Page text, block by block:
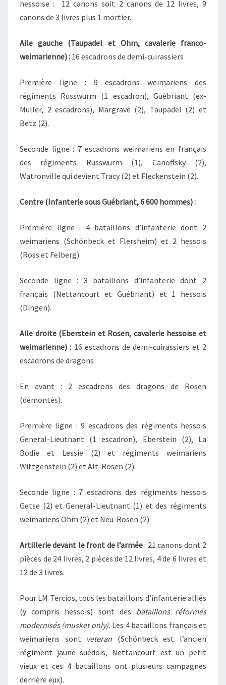
hessoise : 12 canons soit 2 canons de 12 livres, 9
canons de 3 livres plus 1 mortier.
Aile gauche (Taupadel et Ohm, cavalerie franco-
weimarienne) : 16 escadrons de demi-cuirassiers
Première ligne : 9 escadrons weimariens des
régiments Russwurm (1 escadron), Guébriant (ex-
Muller, 2 escadrons), Margrave (2), Taupadel (2) et
Betz (2).
Seconde ligne : 7 escadrons weimariens en français
des régiments Russwurm (1), Canoffsky (2),
Watronville qui devient Tracy (2) et Fleckenstein (2).
Centre (Infanterie sous Guébriant, 6 600 hommes) :
Première ligne : 4 bataillons d’infanterie dont 2
weimariens (Schönbeck et Flersheim) et 2 hessois
(Ross et Felberg).
Seconde ligne : 3 bataillons d’infanterie dont 2
français (Nettancourt et Guébriant) et 1 hessois
(Dingen).
Aile droite (Eberstein et Rosen, cavalerie hessoise et
weimarienne) : 16 escadrons de demi-cuirassiers et 2
escadrons de dragons
En avant : 2 escadrons des dragons de Rosen
(démontés).
Première ligne : 9 escadrons des régiments hessois
General-Lieutnant (1 escadron), Eberstein (2), La
Bodie et Lessie (2) et régiments weimariens
Wittgenstein (2) et Alt-Rosen (2).
Seconde ligne : 7 escadrons des régiments hessois
Getse (2) et General-Lieutnant (1) et des régiments
weimariens Ohm (2) et Neu-Rosen (2).
Artillerie devant le front de l’armée: 21 canons dont 2
pièces de 24 livres, 2 pièces de 12 livres, 4 de 6 livres et
12 de 3 livres.
Pour LM Tercios, tous les bataillons d’infanterie alliés
(y compris hessois) sont des bataillons réformés
modernisés (musket only). Les 4 bataillons français et
weimariens sont veteran (Schönbeck est l’ancien
régiment jaune suédois, Nettancourt est un petit
vieux et ces 4 bataillons ont plusieurs campagnes
derrière eux).